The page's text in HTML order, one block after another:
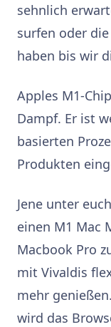
sehnlich
surfen oder
haben bis wir
Apples M1-
Dampf. Er ist
basierten
Produkten
Jene unter
einen M1 Mac
Macbook Pro
mit Vivaldis
mehr
wird das